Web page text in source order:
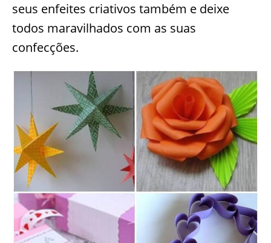
seus enfeites criativos também e deixe
todos maravilhados com as suas
confecções.